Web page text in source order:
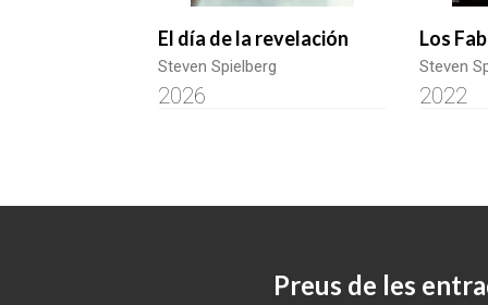
El día de la revelación
Steven Spielberg
2026
Los
Steven
2022
Preus de les